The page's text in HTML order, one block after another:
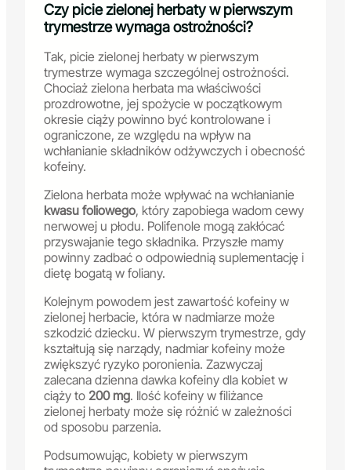
Czy picie zielonej herbaty w pierwszym
trymestrze wymaga ostrożności?
Tak, picie zielonej herbaty w pierwszym
trymestrze wymaga szczególnej ostrożności.
Chociaż zielona herbata ma właściwości
prozdrowotne, jej spożycie w początkowym
okresie ciąży powinno być kontrolowane i
ograniczone, ze względu na wpływ na
wchłanianie składników odżywczych i obecność
kofeiny.
Zielona herbata może wpływać na wchłanianie
kwasu foliowego, który zapobiega wadom cewy
nerwowej u płodu. Polifenole mogą zakłócać
przyswajanie tego składnika. Przyszłe mamy
powinny zadbać o odpowiednią suplementację i
dietę bogatą w foliany.
Kolejnym powodem jest zawartość kofeiny w
zielonej herbacie, która w nadmiarze może
szkodzić dziecku. W pierwszym trymestrze, gdy
kształtują się narządy, nadmiar kofeiny może
zwiększyć ryzyko poronienia. Zazwyczaj
zalecana dzienna dawka kofeiny dla kobiet w
ciąży to 200 mg. Ilość kofeiny w filiżance
zielonej herbaty może się różnić w zależności
od sposobu parzenia.
Podsumowując, kobiety w pierwszym